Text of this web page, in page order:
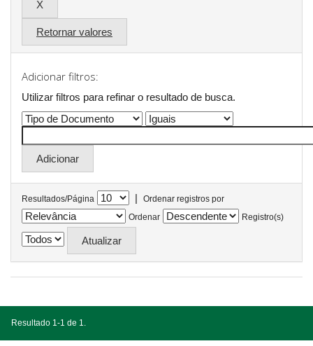
Retornar valores
Adicionar filtros:
Utilizar filtros para refinar o resultado de busca.
Resultados/Página |
Ordenar registros por
Ordenar
Registro(s)
Resultado 1-1 de 1.